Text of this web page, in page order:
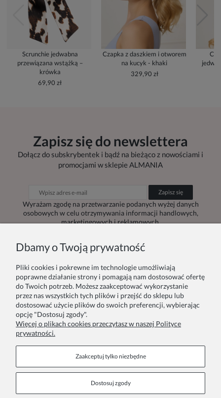
Scrunchie jedwabna
przewiązana wstążką –
krówka
69,90 zł
Czapka z daszkiem i otworem
na kucyk - khaki
329,90 zł
Zapisz się do newslettera
Dołącz do subskrybentek i bądź na bieżąco z nowościami i
promocjami w sklepie ALMANIA
Zapisz się
Wyrażam zgodę na przetwarzanie podanych wyżej danych
osobowych w celu otrzymywania informacji handlowych,
marketingowych i reklamowych.
Zamówienie
Twoje zamówienia
Zwroty i reklamacje
Formy płatności
Czas i koszty dostawy
Inne
Blog
Zainspiruj się
Kontakt
Dbamy o Twoją prywatność
Pliki cookies i pokrewne im technologie umożliwiają
poprawne działanie strony i pomagają nam dostosować ofertę
do Twoich potrzeb. Możesz zaakceptować wykorzystanie
przez nas wszystkich tych plików i przejść do sklepu lub
dostosować użycie plików do swoich preferencji, wybierając
opcję "Dostosuj zgody".
Więcej o plikach cookies przeczytasz w naszej Polityce
prywatności.
Zaakceptuj tylko niezbędne
Dostosuj zgody